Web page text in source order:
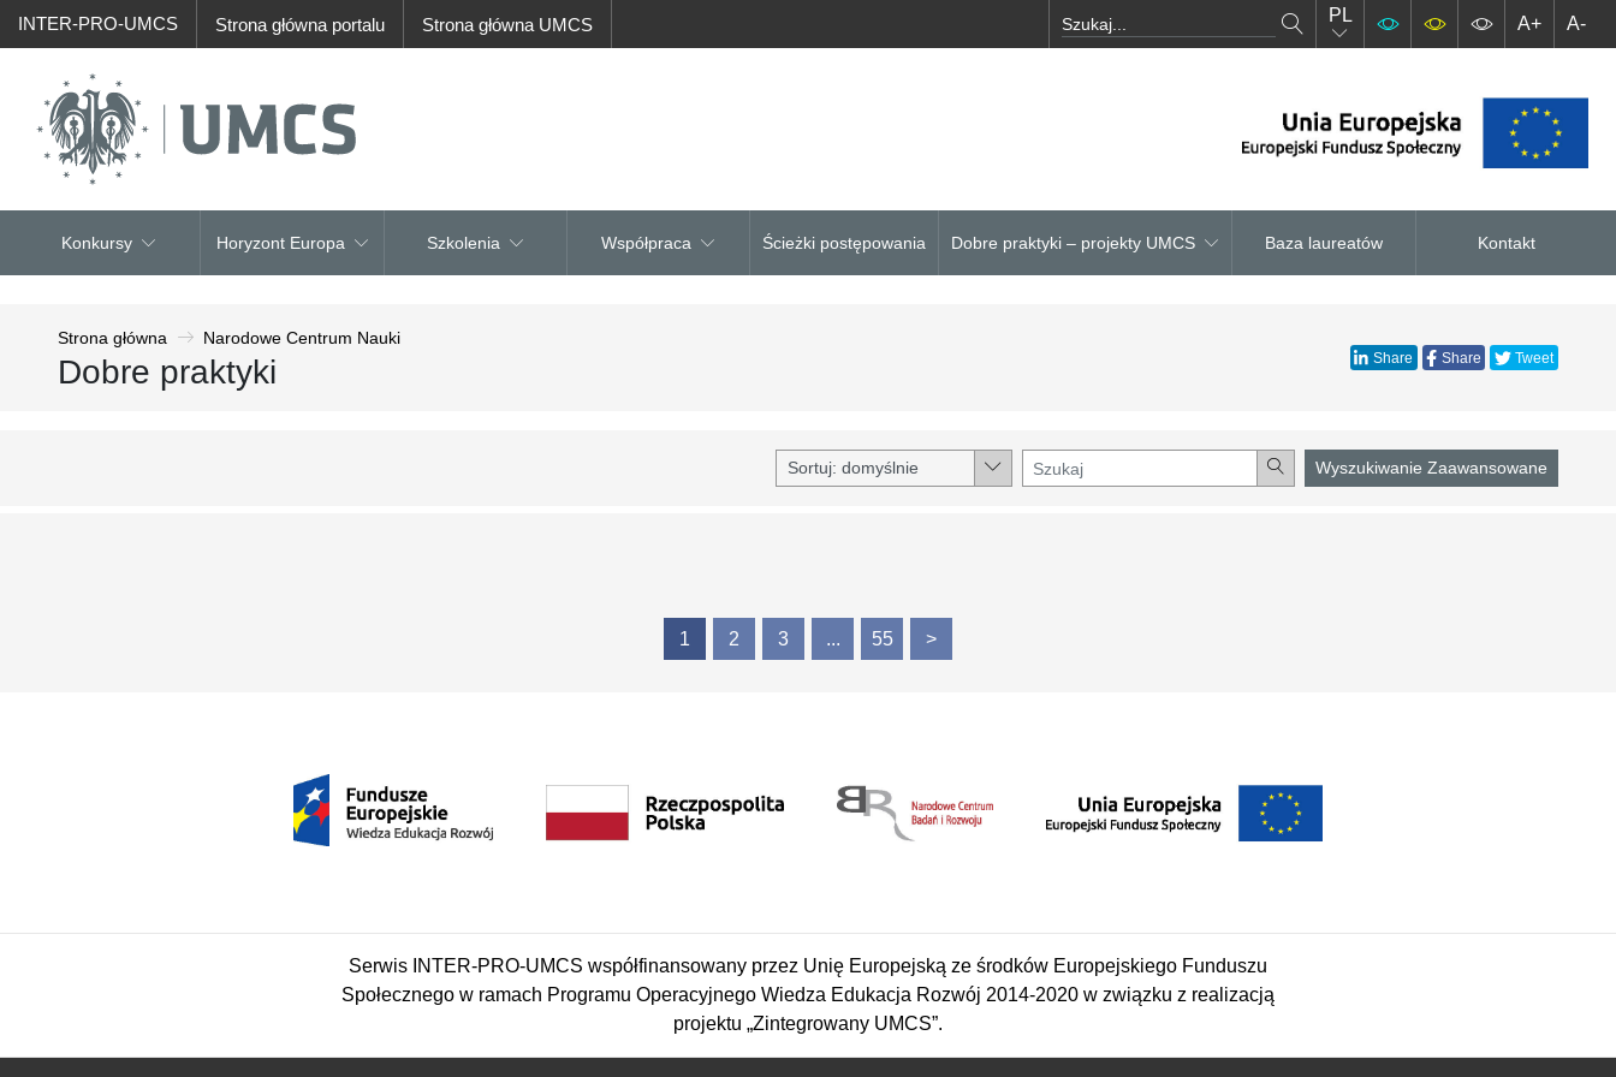
INTER-PRO-UMCS Strona główna portalu Strona główna UMCS PL A+ A-
Konkursy Horyzont Europa Szkolenia Współpraca Ścieżki postępowania Dobre praktyki – projekty UMCS Baza laureatów Kontakt
Strona główna Narodowe Centrum Nauki
Dobre praktyki Share Share Tweet
Wyszukiwanie Zaawansowane
1 2 3 ... 55 >
Serwis INTER-PRO-UMCS współfinansowany przez Unię Europejską ze środków Europejskiego Funduszu
Społecznego w ramach Programu Operacyjnego Wiedza Edukacja Rozwój 2014-2020 w związku z realizacją
projektu „Zintegrowany UMCS”.